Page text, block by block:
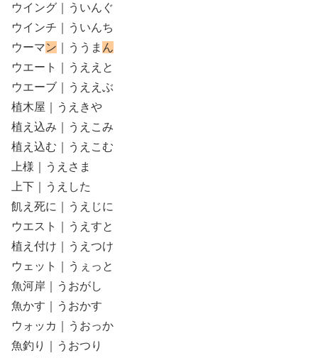
ウイング｜ういんぐ
ウインチ｜ういんち
ウーマン ｜ううま ん
ウエート｜うええと
ウエーブ｜うええぶ
植木屋｜うえきや
植え込み｜うえこみ
植え込む｜うえこむ
上様｜うえさま
上下｜うえした
飢え死に｜うえじに
ウエスト｜うえすと
植え付け｜うえつけ
ウェット｜うぇっと
魚河岸｜うおがし
魚かす｜うおかす
ウォッカ｜うおっか
魚釣り｜うおつり